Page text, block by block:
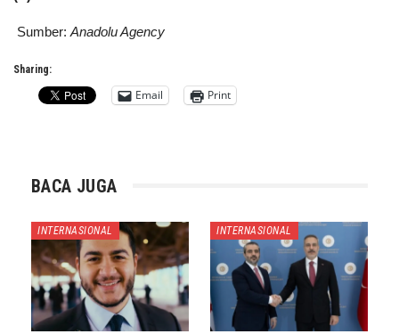
Sumber: Anadolu Agency
Sharing:
Email Print
BACA JUGA
INTERNASIONAL INTERNASIONAL